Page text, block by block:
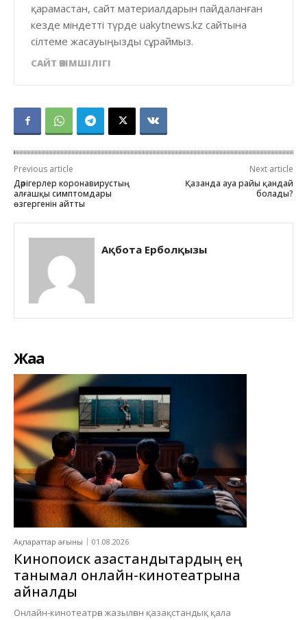
қарамастан, сайт материалдарын пайдаланған
кезде міндетті түрде uakytnews.kz сайтына
сілтеме жасауыңызды сұраймыз.
САЙТ ӘКІМШІЛІГІ
Previous article
Дәрігерлер коронавирустың
алғашқы симптомдары
өзгергенін айтты
Next article
Қазанда ауа райы қандай
болады?
Ақбота Ерболқызы
Жаңа
Ақпараттар ағыны 01.08.2026
Кинопоиск қазақстандықтардың ең
танымал онлайн-кинотеатрына
айналды
Онлайн-кинотеатрға жазылған қазақстандық қала